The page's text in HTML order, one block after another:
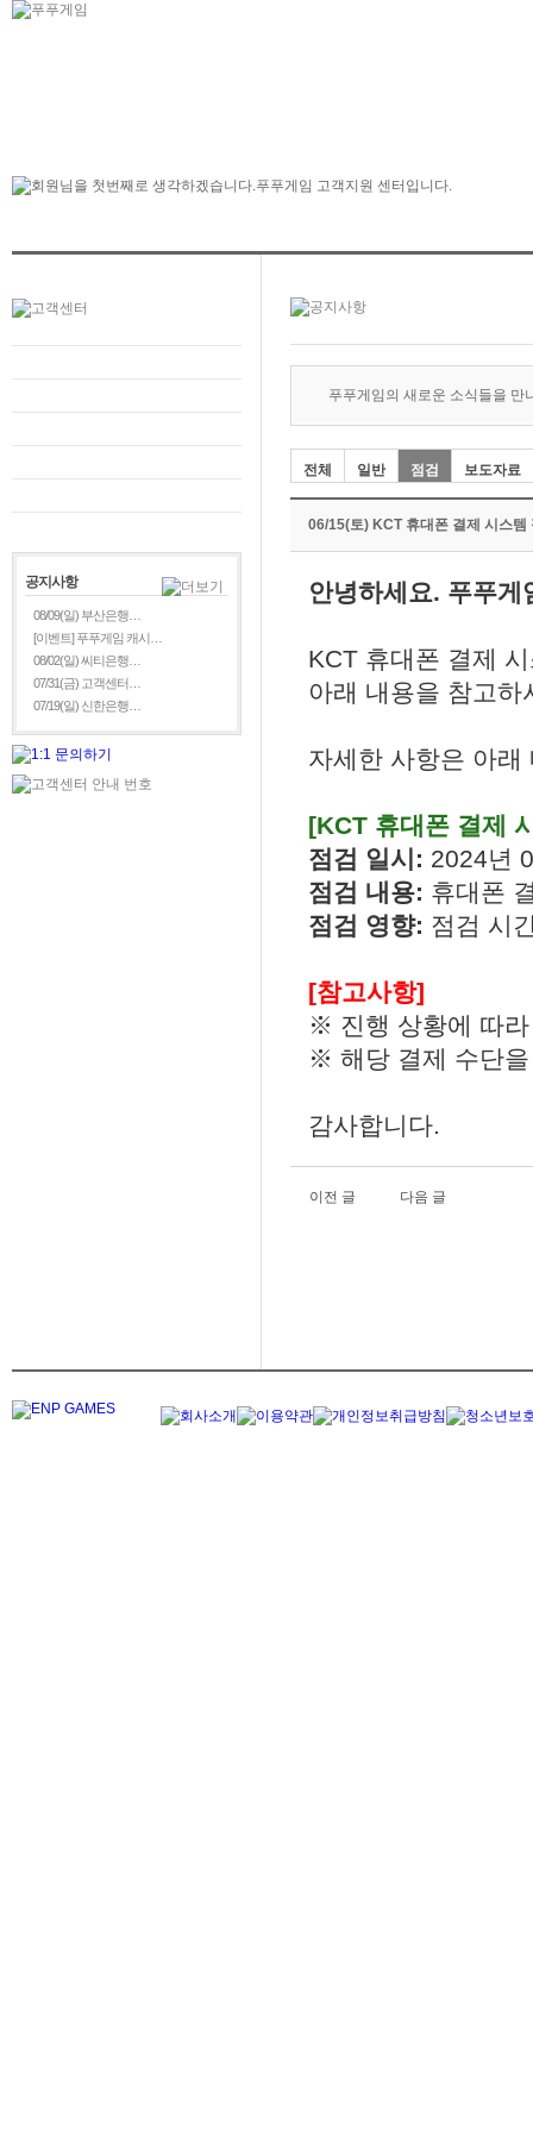
공지사항
08/09(일) 부산은행…
[이벤트] 푸푸게임 캐시…
08/02(일) 씨티은행…
07/31(금) 고객센터…
07/19(일) 신한은행…
푸푸게임의 새로운 소식들을 만
전체 일반 점검 보도자료
06/15(토) KCT 휴대폰 결제 시스템
안녕하세요. 푸푸게
KCT 휴대폰 결제
아래 내용을 참고
자세한 사항은 아
[KCT 휴대폰 결제
점검 일시: 2024년
점검 내용: 휴대폰
점검 영향: 점검 시
[참고사항]
※ 진행 상황에 따
※ 해당 결제 수단
감사합니다.
이전 글 다음 글